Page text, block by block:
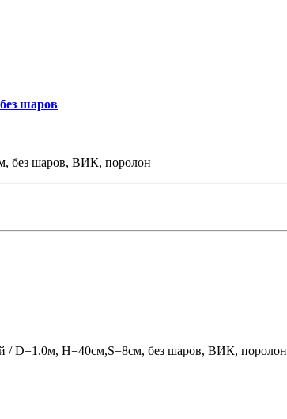
шаров
без шаров, ВИК, поролон
/ D=1.0м, H=40см,S=8см, без шаров, ВИК, поролон